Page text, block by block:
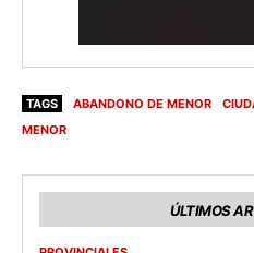
TAGS ABANDONO DE MENOR
MENOR
ÚLTIMOS